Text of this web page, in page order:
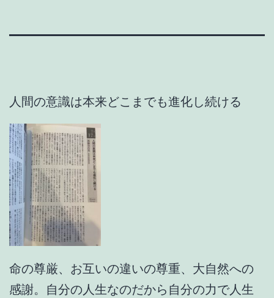
人間の意識は本来どこまでも進化し続ける
命の尊厳、お互いの違いの尊重、大自然への
感謝。自分の人生なのだから自分の力で人生